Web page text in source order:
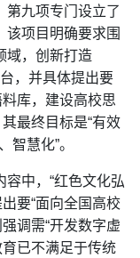
第九项专门设立了
该项目明确要求围
域，创新打造
，并具体提出要
库，建设高校思
最终目标是“有效
慧化”。
容中，“红色文化弘
要“面向全国高校
调需“开发数字虚
已不满足于传统